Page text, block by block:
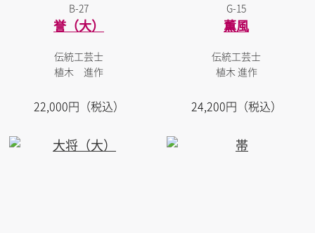
B-27
誉（大）
伝統工芸士
植木 進作
22,000円（税込）
G-15
薫風
伝統工芸士
植木 進作
24,200円（税込）